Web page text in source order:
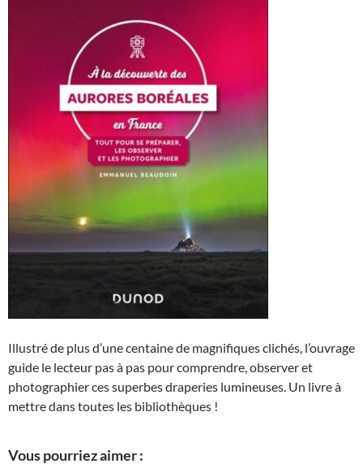
Illustré de plus d’une centaine de magnifiques clichés, l’ouvrage
guide le lecteur pas à pas pour comprendre, observer et
photographier ces superbes draperies lumineuses. Un livre à
mettre dans toutes les bibliothèques !
Vous pourriez aimer :